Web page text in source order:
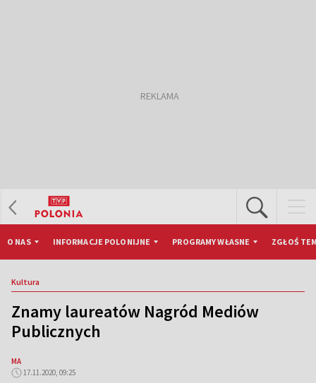
O NAS INFORMACJE POLONIJNE PROGRAMY WŁASNE ZGŁOŚ
Kultura
Znamy laureatów Nagród Mediów
Publicznych
MA
17.11.2020, 09:25